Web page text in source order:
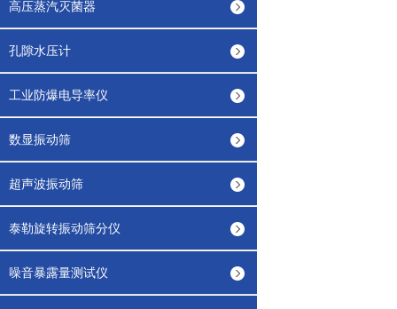
高压蒸汽灭菌器
孔隙水压计
工业防爆电导率仪
数显振动筛
超声波振动筛
泰勒旋转振动筛分仪
噪音暴露量测试仪